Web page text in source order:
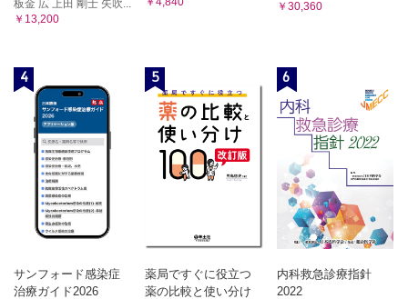
板金 広 上田 剛士 矢吹...
￥13,200
￥30,360
4
サンフォード感染症
治療ガイド2026
5
薬局ですぐに役立つ
薬の比較と使い分け
6
内科救急診療指針
2022